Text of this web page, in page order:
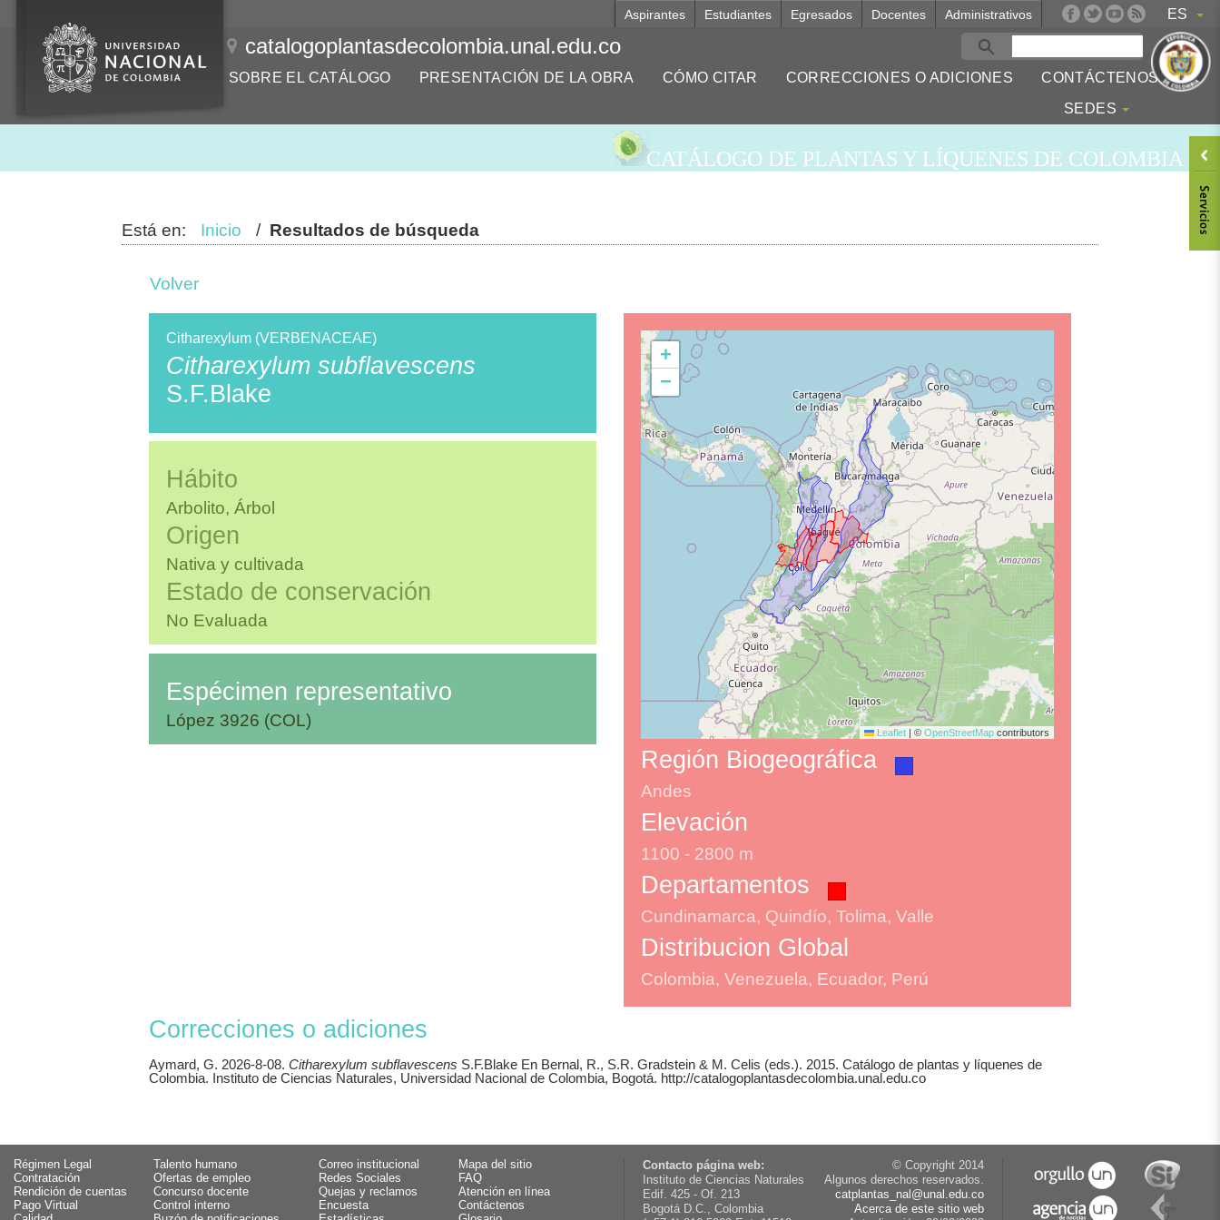
ES
Aspirantes Estudiantes Egresados Docentes Administrativos
catalogoplantasdecolombia.unal.edu.co
SOBRE EL CATÁLOGO PRESENTACIÓN DE LA OBRA CÓMO CITAR CORRECCIONES O ADICIONES
CONTÁCTENOS
SEDES
CATÁLOGO DE PLANTAS Y LÍQUENES DE COLOMBIA
Está en: Inicio / Resultados de búsqueda
Volver
Citharexylum (VERBENACEAE)
Citharexylum subflavescens
S.F.Blake
Hábito
Arbolito, Árbol
Origen
Nativa y cultivada
Estado de conservación
No Evaluada
Espécimen representativo
López 3926 (COL)
+
−
Leaflet | © OpenStreetMapcontributors
Región Biogeográfica
Andes
Elevación
1100 - 2800 m
Departamentos
Cundinamarca, Quindío, Tolima, Valle
Distribucion Global
Colombia, Venezuela, Ecuador, Perú
Correcciones o adiciones
Aymard, G. 2026-8-08.Citharexylum subflavescens S.F.Blake En Bernal, R., S.R. Gradstein & M. Celis (eds.). 2015. Catálogo de plantas y líquenes de
Colombia. Instituto de Ciencias Naturales, Universidad Nacional de Colombia, Bogotá. http://catalogoplantasdecolombia.unal.edu.co
Régimen Legal
Talento humano
Contratación
Ofertas de empleo
Rendición de cuentas
Concurso docente
Pago Virtual
Control interno
Correo institucional
Mapa del sitio
Redes Sociales
FAQ
Quejas y reclamos
Atención en línea
Encuesta
Contáctenos
Contacto página web:
Instituto de Ciencias Naturales
Edif. 425 - Of. 213
Bogotá D.C., Colombia
© Copyright 2014
Algunos derechos reservados.
catplantas_nal@unal.edu.co
Acerca de este sitio web